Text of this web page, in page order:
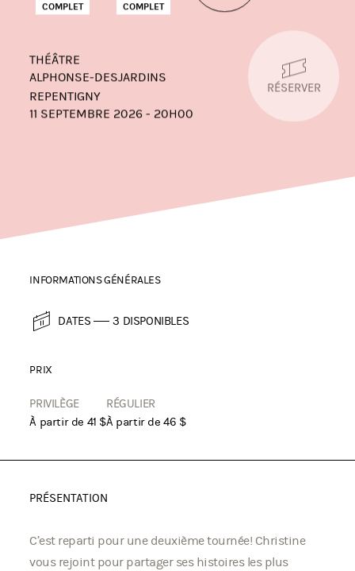
COMPLET
COMPLET
THÉÂTRE
ALPHONSE-DESJARDINS
11 SEPTEMBRE 2026 - 20H00
REPENTIGNY
RÉSERVER
INFORMATIONS GÉNÉRALES
DATES 3 DISPONIBLES
PRIX
PRIVILÈGE
À partir de 41 $
RÉGULIER
À partir de 46 $
PRÉSENTATION
C’est reparti pour une deuxième tournée! Christine
vous rejoint pour partager ses histoires les plus